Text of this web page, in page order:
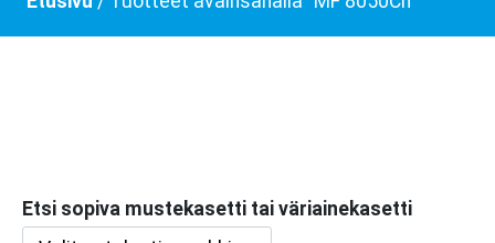
Etsi sopiva mustekasetti tai väriainekasetti